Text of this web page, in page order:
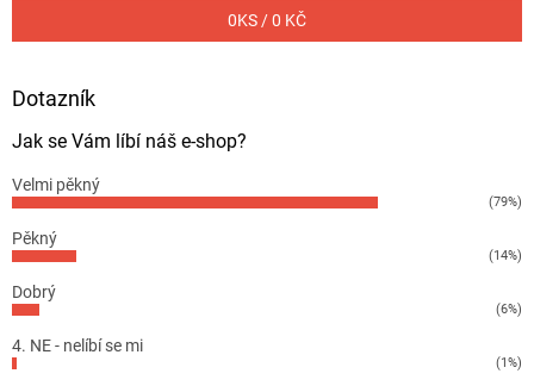
0KS /0 KČ
Dotazník
Jak se Vám líbí náš e-shop?
Velmi pěkný
(79%)
Pěkný
(14%)
Dobrý
(6%)
4. NE - nelíbí se mi
(1%)